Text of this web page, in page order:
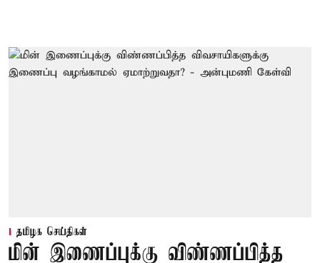
தமிழக செய்திகள்
மின் இணைப்புக்கு விண்ணப்பித்த